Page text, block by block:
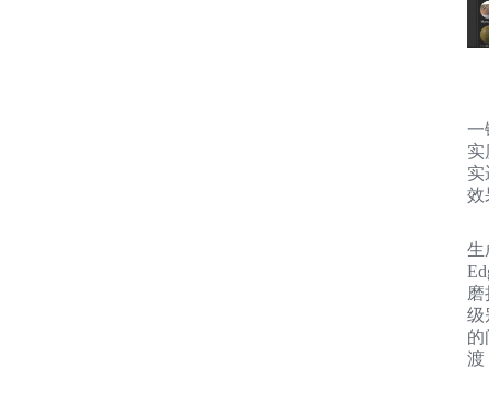
一
实
实
效
生
级
的
渡